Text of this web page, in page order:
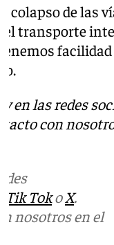
colapso de las
el transporte
en las redes
con
Tik TokoX.
nosotros en el